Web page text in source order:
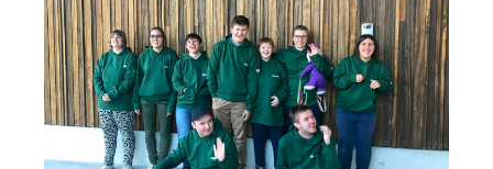
Lire message